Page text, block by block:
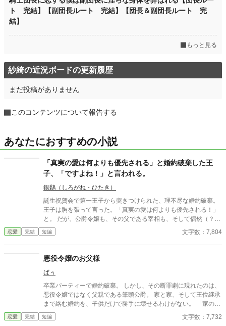
ト 完結】【副団長ルート 完結】【団長＆副団長ルート 完
結】
もっと見る
紗綺の近況ボードの更新履歴
まだ投稿がありません
このコンテンツについて報告する
あなたにおすすめの小説
「真実の愛は何よりも優先される」と婚約破棄した王
子、「ですよね！」と言われる。
銀鶲（しろがね・ひたき）
誕生祝賀会で第一王子から突きつけられた、理不尽な婚約破棄。
王子は胸を張って言った。「真実の愛は何よりも優先される！」
と。 ​だが、公爵令嬢も、その父である宰相も、そして偶然（？）
その場に居合わせた隣国の第二王子も、全員が内心でガッツポー
ズを決めていた。 ​「あの王子なら、必ず考えなしな計画を実行す
いていた公爵家による、おそろしくスピーディーな王権強奪（セ
ルフ自滅）の記録。 ※全4話＋番外編1話のサクッと読める短編で
す。凄惨な不幸描写はありません。後味爽快な論破劇をお楽しみ
ください。 ※2026/07/28 関連作品に接続するために若干修整し
た「スピンオフルート」を追加しました。 ーーーーーーーーーー
【「ですよね！シリーズ」について】 本作は「ですよね！シリー
の愛は何よりも優先される』と婚約破棄した王子、「ですよ
恋愛 完結 短編 文字数：7,804
悪役令嬢のお父様
ばぅ
卒業パーティーで婚約破棄。 しかし、その断罪劇に現れたのは、
悪役令嬢ではなく父親である筆頭公爵。 家と家、そして王位継承
まで絡む婚約を、子供だけで勝手に壊せるわけがない。 「家の話
であれば、私を通していただこうか」 その一言で、恋に酔った王
太子の“物語”は終わりを告げて――！？ これは、婚約破棄を現実
恋愛 完結 短編 文字数：7,732